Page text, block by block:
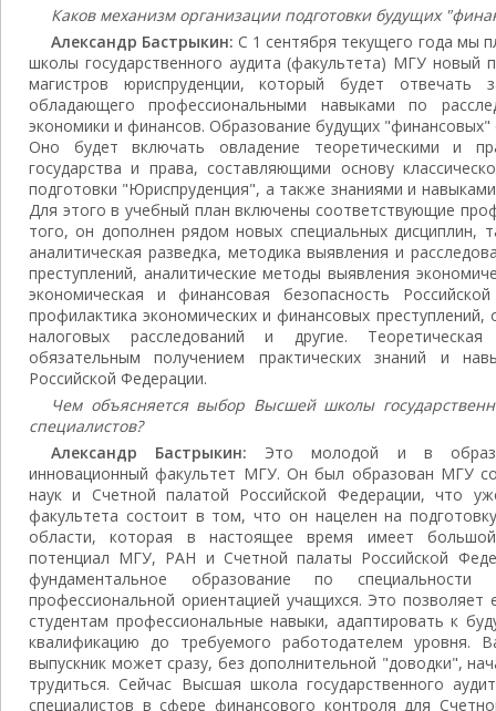
Каков механизм организации подготовки будущих
Александр Бастрыкин: С 1 сентября текущего года мы
школы государственного аудита (факультета) МГУ новый
магистров юриспруденции, который будет отвечать
обладающего профессиональными навыками по
экономики и финансов. Образование будущих
Оно будет включать овладение теоретическими и
государства и права, составляющими основу
подготовки "Юриспруденция", а также знаниями и
Для этого в учебный план включены соответствующие
того, он дополнен рядом новых специальных дисциплин,
аналитическая разведка, методика выявления и
преступлений, аналитические методы выявления
экономическая и финансовая безопасность
профилактика экономических и финансовых
налоговых расследований и другие.
обязательным получением практических знаний и
Российской Федерации.
Чем объясняется выбор Высшей школы
специалистов?
Александр Бастрыкин: Это молодой и в
инновационный факультет МГУ. Он был образован МГУ
наук и Счетной палатой Российской Федерации, что
факультета состоит в том, что он нацелен на
области, которая в настоящее время имеет
потенциал МГУ, РАН и Счетной палаты Российской
фундаментальное образование по
профессиональной ориентацией учащихся. Это
студентам профессиональные навыки, адаптировать к
квалификацию до требуемого работодателем уровня.
выпускник может сразу, без дополнительной "доводки",
трудиться. Сейчас Высшая школа государственного
специалистов в сфере финансового контроля для